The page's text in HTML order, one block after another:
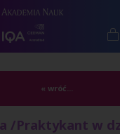
« wróć...
/Praktykant w